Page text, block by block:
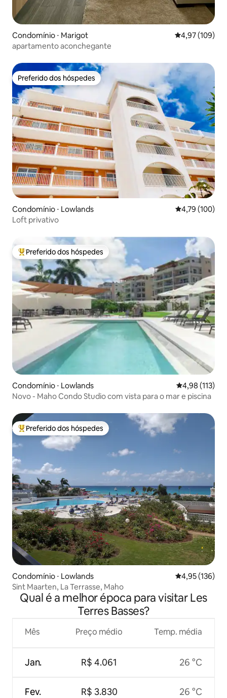
Condomínio ⋅ Marigot 4,97 de uma
4,97 (109)
apartamento aconchegante
Preferido dos hóspedes
Preferido dos hóspedes
Condomínio ⋅ Lowlands 4,79 de uma
4,79 (100)
Loft privativo
Entre os melhores preferidos dos hóspedes
Preferido dos hóspedes
Condomínio ⋅ Lowlands 4,98 de uma
4,98 (113)
Novo - Maho Condo Studio com vista para o mar e piscina
Entre os melhores preferidos dos hóspedes
Preferido dos hóspedes
Condomínio ⋅ Lowlands 4,95 de uma
4,95 (136)
Sint Maarten, La Terrasse, Maho
Qual é a melhor época para visitar Les
Terres Basses?
Mês
Jan.
Fev.
Preço médio
R$ 4.061
R$ 3.830
Temp. média
26 °C
26 °C